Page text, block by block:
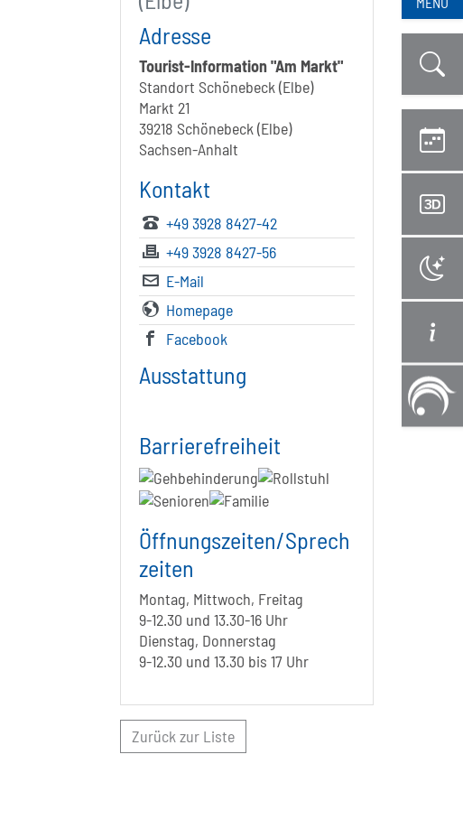
Adresse
Tourist-Information "Am Markt"
Standort Schönebeck (Elbe)
Markt 21
39218 Schönebeck (Elbe)
Sachsen-Anhalt
Kontakt
+49 3928 8427-42
+49 3928 8427-56
E-Mail
Homepage
Facebook
Ausstattung
Barrierefreiheit
Öffnungszeiten/Sprech
zeiten
Montag, Mittwoch, Freitag
9-12.30 und 13.30-16 Uhr
Dienstag, Donnerstag
9-12.30 und 13.30 bis 17 Uhr
Zurück zur Liste